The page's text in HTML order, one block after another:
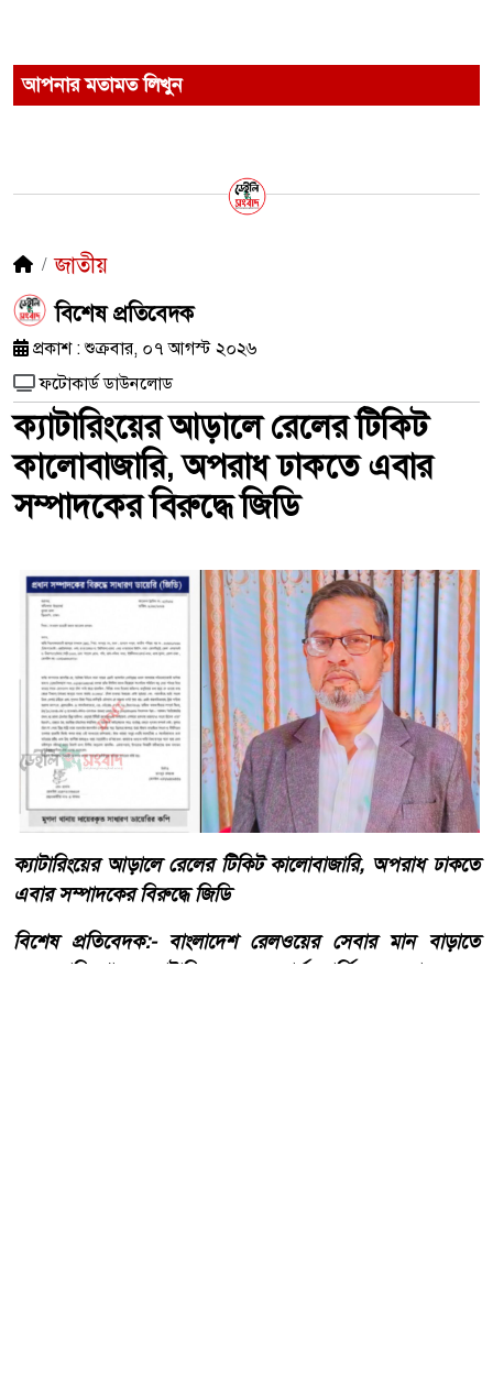
আপনার মতামত লিখুন
জাতীয়
​বিশেষ প্রতিবেদক
প্রকাশ : শুক্রবার, ০৭ আগস্ট ২০২৬
ফটোকার্ড ডাউনলোড
ক্যাটারিংয়ের আড়ালে রেলের টিকিট
কালোবাজারি, অপরাধ ঢাকতে এবার
সম্পাদকের বিরুদ্ধে জিডি
ক্যাটারিংয়ের আড়ালে রেলের টিকিট কালোবাজারি, অপরাধ ঢাকতে
এবার সম্পাদকের বিরুদ্ধে জিডি
​বিশেষ প্রতিবেদক:- ​বাংলাদেশ রেলওয়ের সেবার মান বাড়াতে
বেসরকারি খাতে ক্যাটারিং ও অন-বোর্ড সার্ভিস দেওয়া হলেও,